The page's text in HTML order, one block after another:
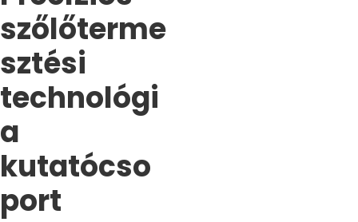
szőlőterme
sztési
technológi
a
kutatócso
port